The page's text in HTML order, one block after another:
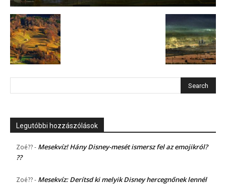
Legutóbbi hozzászólások
Zoé??- Mesekvíz! Hány Disney-mesét ismersz fel az emojikról?
??
Zoé??- Mesekvíz: Derítsd ki melyik Disney hercegnőnek lennél